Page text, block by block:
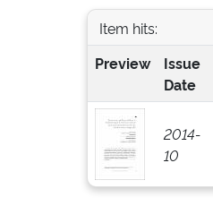
Item hits:
Preview
Issue
Date
2014-
10